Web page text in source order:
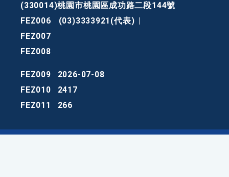
(330014)桃園市桃園區成功路二段144號
FEZ006
(03)3333921(代表)
FEZ007
FEZ008
FEZ009
2026-07-08
FEZ010
2417
FEZ011
266